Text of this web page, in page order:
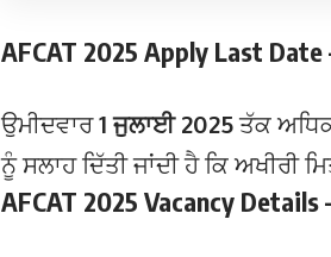
AFCAT 2025 Apply Last
ਉਮੀਦਵਾਰ1 ਜੁਲਾਈ 2025ਤੱਕ
ਨੂੰ ਸਲਾਹ ਦਿੱਤੀ ਜਾਂਦੀ ਹੈ ਕਿ ਅਖੀਰੀ
AFCAT 2025 Vacancy